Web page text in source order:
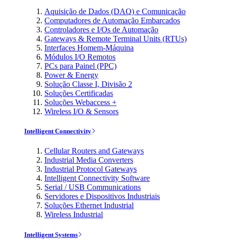
Aquisição de Dados (DAQ) e Comunicação
Computadores de Automação Embarcados
Controladores e I/Os de Automação
Gateways & Remote Terminal Units (RTUs)
Interfaces Homem-Máquina
Módulos I/O Remotos
PCs para Painel (PPC)
Power & Energy
Solução Classe I, Divisão 2
Soluções Certificadas
Soluções Webaccess +
Wireless I/O & Sensors
Intelligent Connectivity
Cellular Routers and Gateways
Industrial Media Converters
Industrial Protocol Gateways
Intelligent Connectivity Software
Serial / USB Communications
Servidores e Dispositivos Industriais
Soluções Ethernet Industrial
Wireless Industrial
Intelligent Systems